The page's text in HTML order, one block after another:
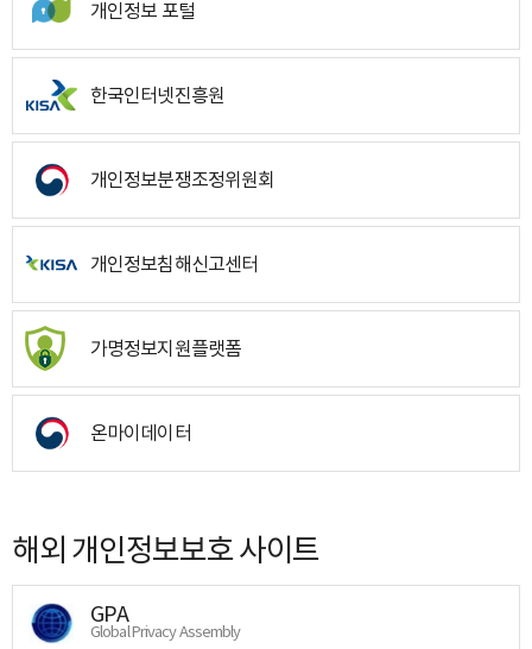
개인정보 포털
한국인터넷진흥원
개인정보분쟁조정위원회
개인정보침해신고센터
가명정보지원플랫폼
온마이데이터
해외 개인정보보호 사이트
GPA
Global Privacy Assembly